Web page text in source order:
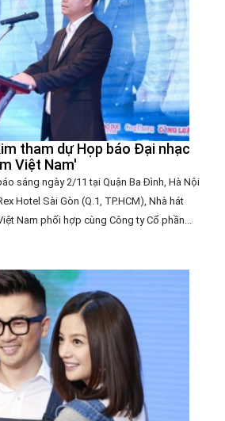
tham dự Họp báo Đại nhạc
Việt Nam'
sáng ngày 2/11 tại Quận Ba Đình, Hà Nội
Hotel Sài Gòn (Q.1, TP.HCM), Nhà hát
Nam phối hợp cùng Công ty Cổ phần...